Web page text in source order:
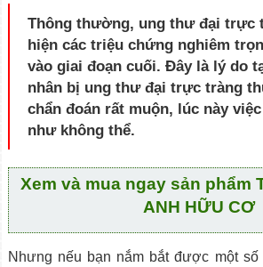
Thông thường, ung thư đại trực
hiện các triệu chứng nghiêm
vào giai đoạn cuối. Đây là lý do
nhân bị ung thư đại trực tràng
chẩn đoán rất muộn, lúc này
như không thể.
Xem và mua ngay sản phẩm
ANH HỮU CƠ
Nhưng nếu bạn nắm bắt được một số